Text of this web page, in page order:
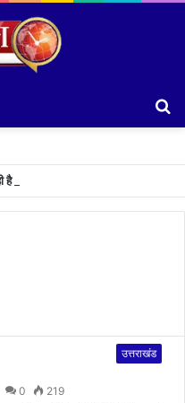
उत्तराखंड
0 219